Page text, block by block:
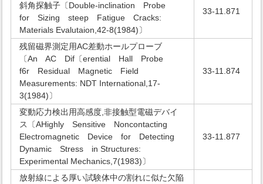
斜角探触子〔Double-inclination Probe
for Sizing steep Fatigue Cracks:
Materials Evalutaion,42-8(1984)〕
33-11.871
残留磁界測定用AC差動ホールプローブ
〔An AC Dif〔erential Hall Probe
f6r Residual Magnetic Field
Measurements: NDT International,17-
3(1984)〕
33-11.874
変動応力検出用高感度,非接触型電磁デバイ
ス〔AHighly Sensitive Noncontacting
Electromagnetic Device for Detecting
Dynamic Stress in Structures:
Experimental Mechanics,7(1983)〕
33-11.877
放射線による厚い試験体中の割れに似た欠陥